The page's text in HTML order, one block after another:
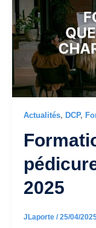
Actualités, DCP,
2025
JLaporte / 25/04/